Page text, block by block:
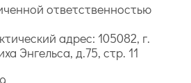
ответственностью
адрес: 105082, г.
Энгельса, д.75, стр. 11